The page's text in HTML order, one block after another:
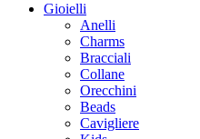
Gioielli
Anelli
Charms
Bracciali
Collane
Orecchini
Beads
Cavigliere